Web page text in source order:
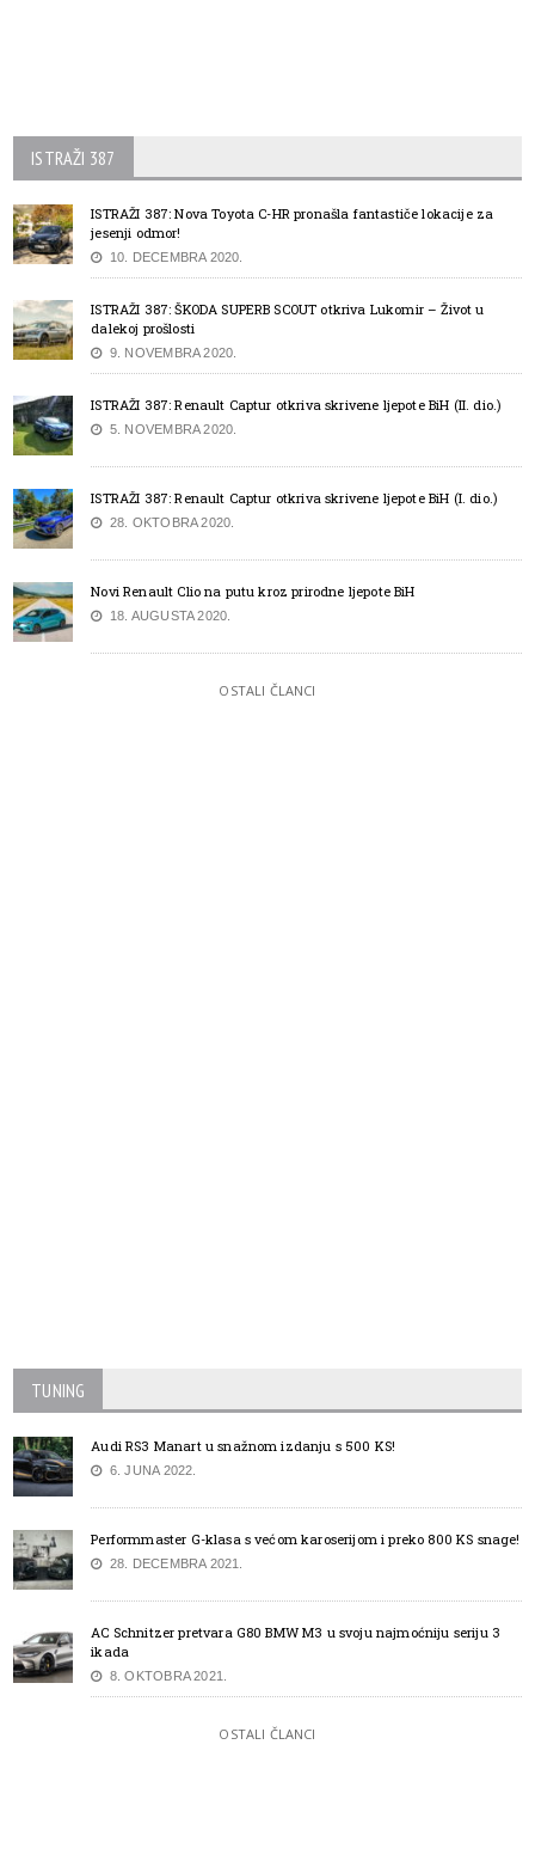
ISTRAŽI 387
ISTRAŽI 387: Nova Toyota C-HR pronašla fantastiče lokacije za
jesenji odmor!
10. DECEMBRA 2020.
ISTRAŽI 387: ŠKODA SUPERB SCOUT otkriva Lukomir – Život u
dalekoj prošlosti
9. NOVEMBRA 2020.
ISTRAŽI 387: Renault Captur otkriva skrivene ljepote BiH (II. dio.)
5. NOVEMBRA 2020.
ISTRAŽI 387: Renault Captur otkriva skrivene ljepote BiH (I. dio.)
28. OKTOBRA 2020.
Novi Renault Clio na putu kroz prirodne ljepote BiH
18. AUGUSTA 2020.
OSTALI ČLANCI
TUNING
Audi RS3 Manart u snažnom izdanju s 500 KS!
6. JUNA 2022.
Performmaster G-klasa s većom karoserijom i preko 800 KS snage!
28. DECEMBRA 2021.
AC Schnitzer pretvara G80 BMW M3 u svoju najmoćniju seriju 3
ikada
8. OKTOBRA 2021.
OSTALI ČLANCI